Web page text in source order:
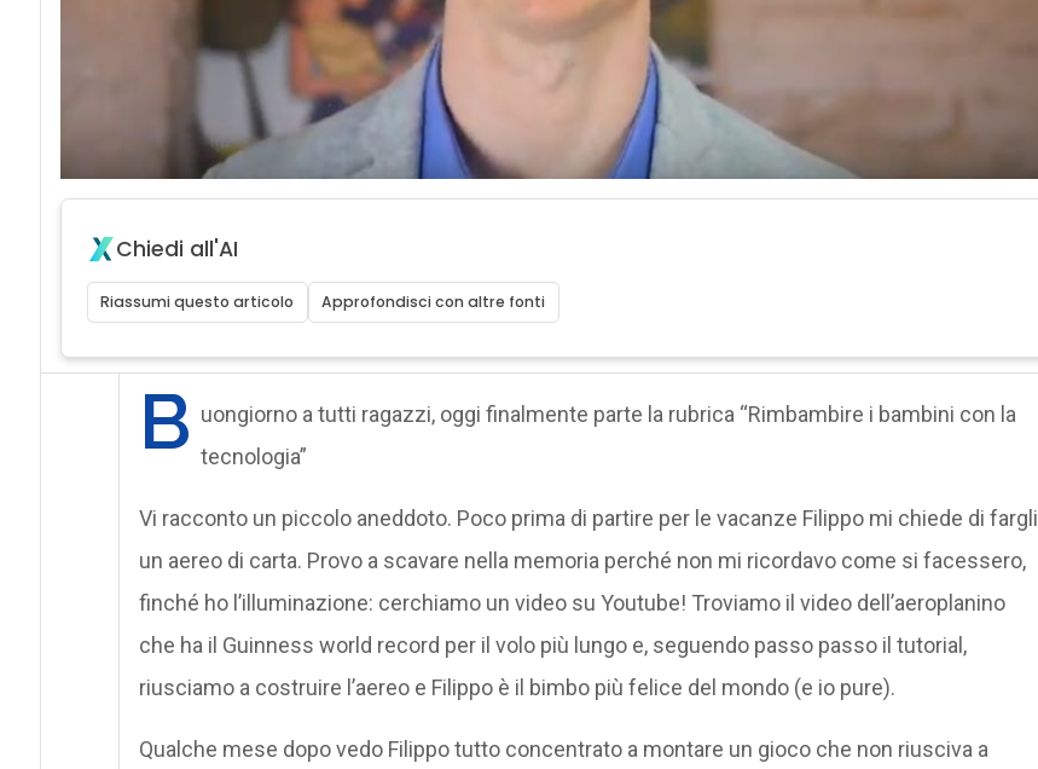
Chiedi all'AI
Riassumi questo articolo Approfondisci con altre fonti
B uongiorno a tutti ragazzi, oggi finalmente parte la rubrica “Rimbambire i bambini con la
tecnologia”
Vi racconto un piccolo aneddoto. Poco prima di partire per le vacanze Filippo mi chiede di fargli
un aereo di carta. Provo a scavare nella memoria perché non mi ricordavo come si facessero,
finché ho l’illuminazione: cerchiamo un video su Youtube! Troviamo il video dell’aeroplanino
che ha il Guinness world record per il volo più lungo e, seguendo passo passo il tutorial,
riusciamo a costruire l’aereo e Filippo è il bimbo più felice del mondo (e io pure).
Qualche mese dopo vedo Filippo tutto concentrato a montare un gioco che non riusciva a